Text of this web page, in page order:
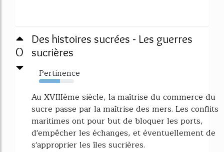
0
Des histoires sucrées - Les guerres
sucrières
Pertinence
60%
Au XVIIIème siècle, la maîtrise du commerce du
sucre passe par la maîtrise des mers. Les conflits
maritimes ont pour but de bloquer les ports,
d'empêcher les échanges, et éventuellement de
s'approprier les îles sucrières.